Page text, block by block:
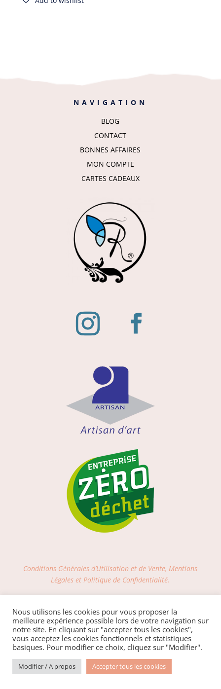
NAVIGATION
BLOG
CONTACT
BONNES AFFAIRES
MON COMPTE
CARTES CADEAUX
Conditions Générales d’Utilisation et de Vente, Mentions
Légales et Politique de Confidentialité.
100€ d'achat sur le site
Site internet réalisé avec Amour par OhMyConcept.fr
Nous utilisons les cookies pour vous proposer la
meilleure expérience possible lors de votre navigation sur
notre site. En cliquant sur "accepter tous les cookies",
vous acceptez les cookies fonctionnels et statistiques
basiques. Pour modifier ce choix, cliquez sur "Modifier".
Modifier / A propos Accepter tous les cookies